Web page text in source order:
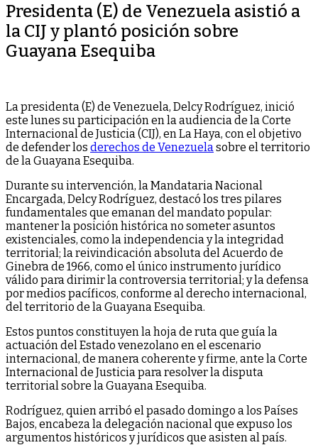
Presidenta (E) de Venezuela asistió a
la CIJ y plantó posición sobre
Guayana Esequiba
La presidenta (E) de Venezuela, Delcy Rodríguez, inició
este lunes su participación en la audiencia de la Corte
Internacional de Justicia (CIJ), en La Haya, con el objetivo
de defender los derechos de Venezuelasobre el territorio
de la Guayana Esequiba.
Durante su intervención, la Mandataria Nacional
Encargada, Delcy Rodríguez, destacó los tres pilares
fundamentales que emanan del mandato popular:
mantener la posición histórica no someter asuntos
existenciales, como la independencia y la integridad
territorial; la reivindicación absoluta del Acuerdo de
Ginebra de 1966, como el único instrumento jurídico
válido para dirimir la controversia territorial; y la defensa
por medios pacíficos, conforme al derecho internacional,
del territorio de la Guayana Esequiba.
Estos puntos constituyen la hoja de ruta que guía la
actuación del Estado venezolano en el escenario
internacional, de manera coherente y firme, ante la Corte
Internacional de Justicia para resolver la disputa
territorial sobre la Guayana Esequiba.
Rodríguez, quien arribó el pasado domingo a los Países
Bajos, encabeza la delegación nacional que expuso los
argumentos históricos y jurídicos que asisten al país.